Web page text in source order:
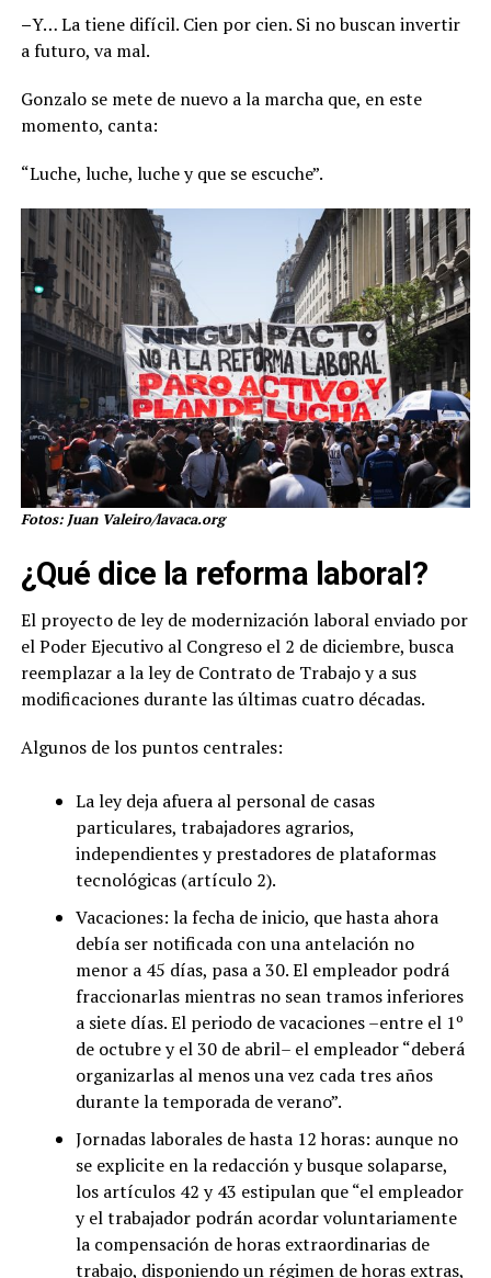
–Y… La tiene difícil. Cien por cien. Si no buscan invertir
a futuro, va mal.
Gonzalo se mete de nuevo a la marcha que, en este
momento, canta:
“Luche, luche, luche y que se escuche”.
Fotos: Juan Valeiro/lavaca.org
¿Qué dice la reforma laboral?
El proyecto de ley de modernización laboral enviado por
el Poder Ejecutivo al Congreso el 2 de diciembre, busca
reemplazar a la ley de Contrato de Trabajo y a sus
modificaciones durante las últimas cuatro décadas.
Algunos de los puntos centrales:
La ley deja afuera al personal de casas
particulares, trabajadores agrarios,
independientes y prestadores de plataformas
tecnológicas (artículo 2).
Vacaciones: la fecha de inicio, que hasta ahora
debía ser notificada con una antelación no
menor a 45 días, pasa a 30. El empleador podrá
fraccionarlas mientras no sean tramos inferiores
a siete días. El periodo de vacaciones –entre el 1º
de octubre y el 30 de abril– el empleador “deberá
organizarlas al menos una vez cada tres años
durante la temporada de verano”.
Jornadas laborales de hasta 12 horas: aunque no
se explicite en la redacción y busque solaparse,
los artículos 42 y 43 estipulan que “el empleador
y el trabajador podrán acordar voluntariamente
la compensación de horas extraordinarias de
trabajo, disponiendo un régimen de horas extras,